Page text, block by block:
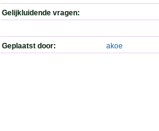
Gelijkluidende vragen:
Geplaatst door: akoe